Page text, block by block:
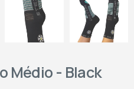
Médio - Black